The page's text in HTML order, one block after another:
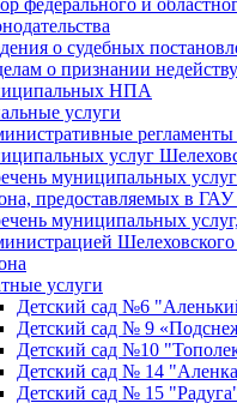
о судебных
о признании
НПА
услуги
регламенты
услуг
муниципальных
предоставляемых в
муниципальных
услуги
Детский сад №6
Детский сад № 9
Детский сад №10
Детский сад № 14
Детский сад № 15